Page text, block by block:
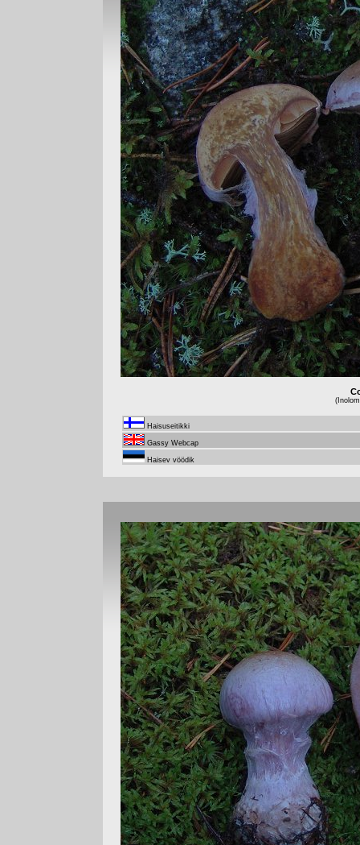
Haisuseitikki
Gassy Webcap
Haisev vöödik